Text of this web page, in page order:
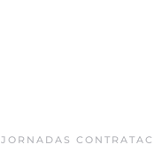
JORNADAS